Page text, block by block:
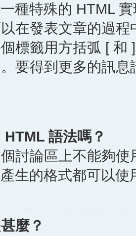
種特殊的 HTML
在發表文章的過
標籤用方括弧 [ 和
要得到更多的訊
語法嗎？
討論區上不能夠
生的格式都可以
麼？